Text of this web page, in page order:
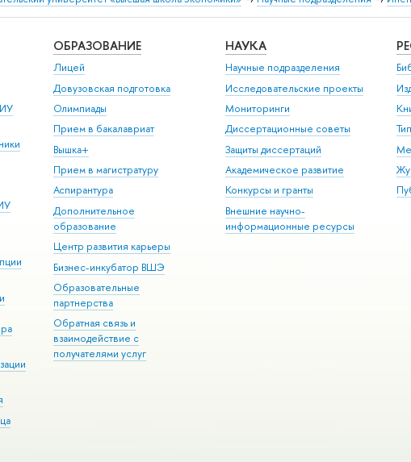
ОБРАЗОВАНИЕ
Лицей
Довузовская подготовка
Олимпиады
Прием в бакалавриат
Вышка+
Прием в магистратуру
Аспирантура
Дополнительное
образование
Центр развития карьеры
Бизнес-инкубатор ВШЭ
Образовательные
партнерства
Обратная связь и
взаимодействие с
получателями услуг
НАУКА
Научные подразделения
Исследовательские проекты
Мониторинги
Диссертационные советы
Защиты диссертаций
Академическое развитие
Конкурсы и гранты
Внешние научно-
информационные ресурсы